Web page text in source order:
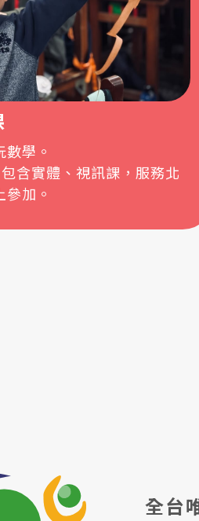
學。
含實體、視訊課，服務北
加。
全台